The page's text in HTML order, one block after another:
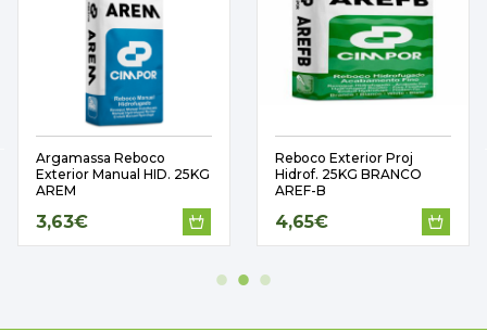
Argamassa Reboco
Exterior Manual HID. 25KG
AREM
3,63€
Reboco Exterior Proj
Hidrof. 25KG BRANCO
AREF-B
4,65€